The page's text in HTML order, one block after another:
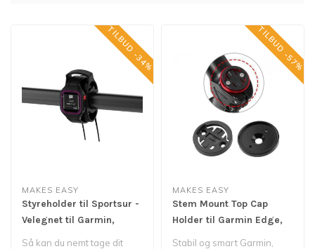
TILBUD -34%
MAKES EASY
Styreholder til Sportsur -
Velegnet til Garmin,
Polar, Suunto
Så kan du nemt tage dit
TILBUD -57%
MAKES EASY
Stem Mount Top Cap
Holder til Garmin Edge,
Bryton og Cateye
Stabil og smart Garmin,